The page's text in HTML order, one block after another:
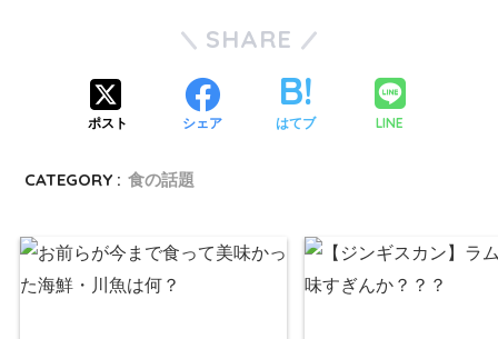
SHARE
ポスト シェア はてブ LINE
CATEGORY : 食の話題